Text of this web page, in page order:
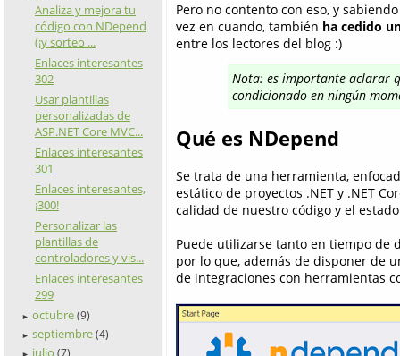
Analiza y mejora tu
código con NDepend
(¡y sorteo ...
Enlaces interesantes
302
Usar plantillas
personalizadas de
ASP.NET Core MVC...
Enlaces interesantes
301
Enlaces interesantes,
¡300!
Personalizar las
plantillas de
controladores y vis...
Enlaces interesantes
299
► octubre (9)
► septiembre (4)
► julio (7)
Pero no contento con eso, y
vez en cuando, también ha cedido
entre los lectores del blog :)
Nota: es importante aclarar
condicionado en ningún
Qué es NDepend
Se trata de una herramienta,
estático de proyectos .NET y .NET
calidad de nuestro código y el
Puede utilizarse tanto en tiempo de
por lo que, además de disponer de
de integraciones con herramientas